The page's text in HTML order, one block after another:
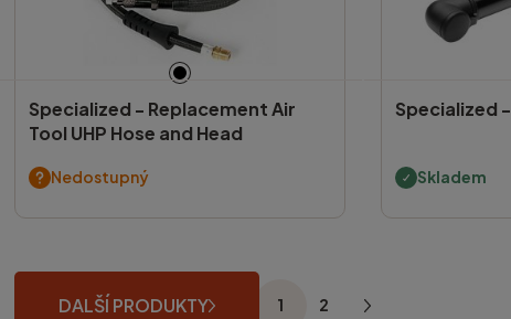
Specialized - Replacement Air
Tool UHP Hose and Head
Nedostupný
Specialized -
Skladem
DALŠÍ PRODUKTY 1 2